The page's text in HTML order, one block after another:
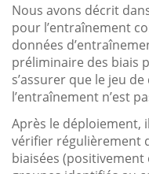
Nous avons décrit
pour l’entraînement
données
préliminaire des biais
s’assurer que le jeu
l’entraînement n’est
Après le déploiement,
vérifier régulièrement
biaisées